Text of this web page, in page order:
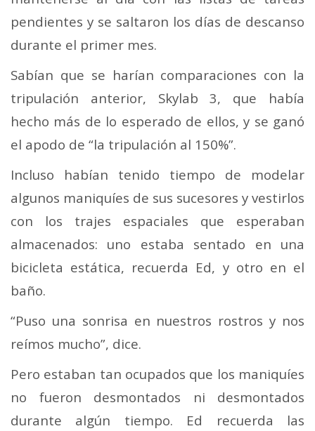
pendientes y se saltaron los días de descanso
durante el primer mes.
Sabían que se harían comparaciones con la
tripulación anterior, Skylab 3, que había
hecho más de lo esperado de ellos, y se ganó
el apodo de “la tripulación al 150%”.
Incluso habían tenido tiempo de modelar
algunos maniquíes de sus sucesores y vestirlos
con los trajes espaciales que esperaban
almacenados: uno estaba sentado en una
bicicleta estática, recuerda Ed, y otro en el
baño.
“Puso una sonrisa en nuestros rostros y nos
reímos mucho”, dice.
Pero estaban tan ocupados que los maniquíes
no fueron desmontados ni desmontados
durante algún tiempo. Ed recuerda las